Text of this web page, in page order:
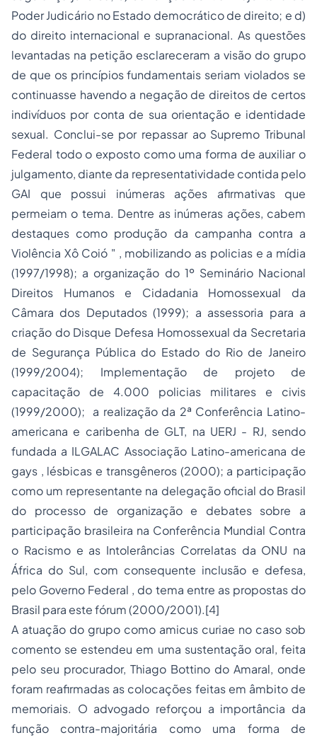
Poder Judicário no Estado democrático de direito; e d)
do direito internacional e supranacional. As questões
levantadas na petição esclareceram a visão do grupo
de que os princípios fundamentais seriam violados se
continuasse havendo a negação de direitos de certos
indivíduos por conta de sua orientação e identidade
sexual. Conclui-se por repassar ao Supremo Tribunal
Federal todo o exposto como uma forma de auxiliar o
julgamento, diante da representatividade contida pelo
GAI que possui inúmeras ações afirmativas que
permeiam o tema. Dentre as inúmeras ações, cabem
destaques como produção da campanha contra a
Violência Xô Coió " , mobilizando as policias e a mídia
(1997/1998); a organização do 1º Seminário Nacional
Direitos Humanos e Cidadania Homossexual da
Câmara dos Deputados (1999); a assessoria para a
criação do Disque Defesa Homossexual da Secretaria
de Segurança Pública do Estado do Rio de Janeiro
(1999/2004); Implementação de projeto de
capacitação de 4.000 policias militares e civis
(1999/2000); a realização da 2ª Conferência Latino-
americana e caribenha de GLT, na UERJ - RJ, sendo
fundada a ILGALAC Associação Latino-americana de
gays , lésbicas e transgêneros (2000); a participação
como um representante na delegação oficial do Brasil
do processo de organização e debates sobre a
participação brasileira na Conferência Mundial Contra
o Racismo e as Intolerâncias Correlatas da ONU na
África do Sul, com consequente inclusão e defesa,
pelo Governo Federal , do tema entre as propostas do
Brasil para este fórum (2000/2001).[4]
A atuação do grupo como amicus curiae no caso sob
comento se estendeu em uma sustentação oral, feita
pelo seu procurador, Thiago Bottino do Amaral, onde
foram reafirmadas as colocações feitas em âmbito de
memoriais. O advogado reforçou a importância da
função contra-majoritária como uma forma de